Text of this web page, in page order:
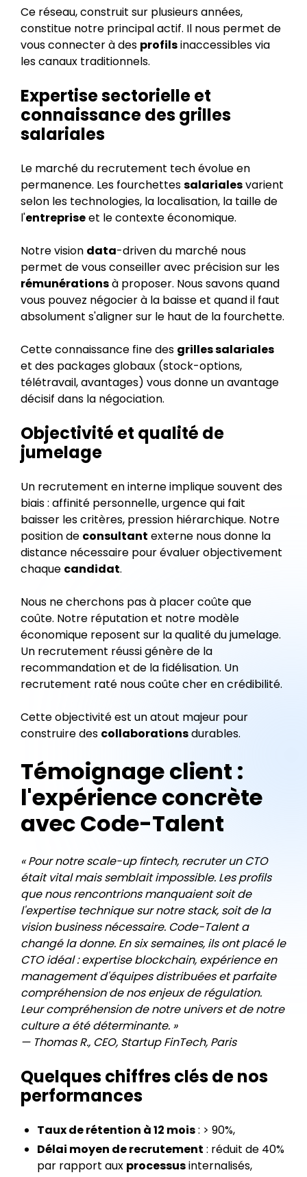
Ce réseau, construit sur plusieurs années,
constitue notre principal actif. Il nous permet de
vous connecter à des profilsinaccessibles via
les canaux traditionnels.
Expertise sectorielle et
connaissance des grilles
salariales
Le marché du recrutement tech évolue en
permanence. Les fourchettessalarialesvarient
selon les technologies, la localisation, la taille de
l'entrepriseet le contexte économique.
Notre vision data-driven du marché nous
permet de vous conseiller avec précision sur les
rémunérationsà proposer. Nous savons quand
vous pouvez négocier à la baisse et quand il faut
absolument s'aligner sur le haut de la fourchette.
Cette connaissance fine des grilles salariales
et des packages globaux (stock-options,
télétravail, avantages) vous donne un avantage
décisif dans la négociation.
Objectivité et qualité de
jumelage
Un recrutement en interne implique souvent des
biais : affinité personnelle, urgence qui fait
baisser les critères, pression hiérarchique. Notre
position de consultant externe nous donne la
distance nécessaire pour évaluer objectivement
chaque candidat.
Nous ne cherchons pas à placer coûte que
coûte. Notre réputation et notre modèle
économique reposent sur la qualité du jumelage.
Un recrutement réussi génère de la
recommandation et de la fidélisation. Un
recrutement raté nous coûte cher en crédibilité.
Cette objectivité est un atout majeur pour
construire des collaborationsdurables.
Témoignage client :
l'expérience concrète
avec Code-Talent
« Pour notre scale-up fintech, recruter un CTO
était vital mais semblait impossible. Les profils
que nous rencontrions manquaient soit de
l'expertise technique sur notre stack, soit de la
vision business nécessaire. Code-Talent a
changé la donne. En six semaines, ils ont placé le
CTO idéal : expertise blockchain, expérience en
management d'équipes distribuées et parfaite
compréhension de nos enjeux de régulation.
Leur compréhension de notre univers et de notre
culture a été déterminante. »
— Thomas R., CEO, Startup FinTech, Paris
Quelques chiffres clés de nos
performances
Taux de rétention à 12 mois: > 90%,
Délai moyen de recrutement : réduit de 40%
par rapport aux processusinternalisés,